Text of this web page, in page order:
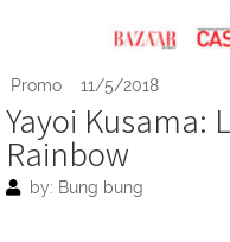
Promo 11/5/2018
Yayoi Kusama:
Rainbow
by: Bung bung